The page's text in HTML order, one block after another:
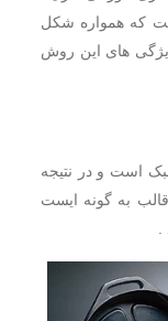
که همواره شکل
های این روش
است و در نتیجه
به گونه ایست